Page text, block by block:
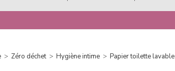
> Zéro déchet > Hygiène intime > Papier toilette lavable